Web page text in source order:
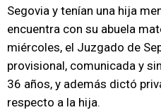
Segovia y tenían una hija
encuentra con su abuela
miércoles, el Juzgado de
provisional, comunicada y
36 años, y además dictó
respecto a la hija.